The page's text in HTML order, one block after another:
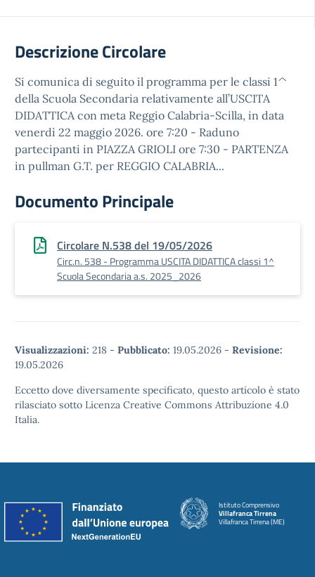
Descrizione Circolare
Si comunica di seguito il programma per le classi 1^
della Scuola Secondaria relativamente all’USCITA
DIDATTICA con meta Reggio Calabria-Scilla, in data
venerdì 22 maggio 2026. ore 7:20 - Raduno
partecipanti in PIAZZA GRIOLI ore 7:30 - PARTENZA
in pullman G.T. per REGGIO CALABRIA...
Documento Principale
Circolare N.538 del 19/05/2026
Circ.n. 538 - Programma USCITA DIDATTICA classi 1^
Scuola Secondaria a.s. 2025_2026
Visualizzazioni: 218 - Pubblicato: 19.05.2026 - Revisione:
19.05.2026
Eccetto dove diversamente specificato, questo articolo è stato
rilasciato sotto Licenza Creative Commons Attribuzione 4.0
Italia.
Istituto Comprensivo
Villafranca Tirrena
Villafranca Tirrena (ME)